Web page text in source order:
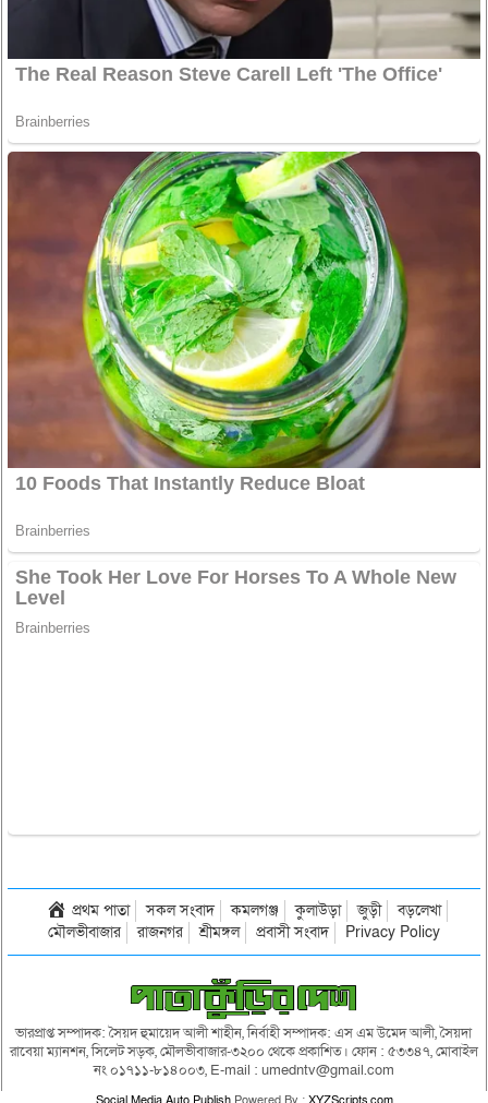
প্রথম পাতা সকল সংবাদ কমলগঞ্জ কুলাউড়া জুড়ী
বড়লেখা
মৌলভীবাজার
রাজনগর শ্রীমঙ্গল প্রবাসী সংবাদ Privacy Policy
ভারপ্রাপ্ত সম্পাদক: সৈয়দ হুমায়েদ আলী শাহীন, নির্বাহী সম্পাদক: এস এম উমেদ আলী, সৈয়দা
রাবেয়া ম্যানশন, সিলেট সড়ক, মৌলভীবাজার-৩২০০ থেকে প্রকাশিত। ফোন : ৫৩৩৪৭, মোবাইল
নং ০১৭১১-৮১৪০০৩, E-mail : umedntv@gmail.com